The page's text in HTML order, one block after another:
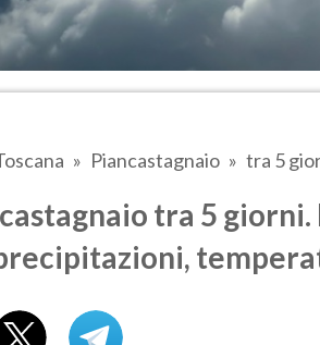
Piancastagnaio tra 5
tra 5